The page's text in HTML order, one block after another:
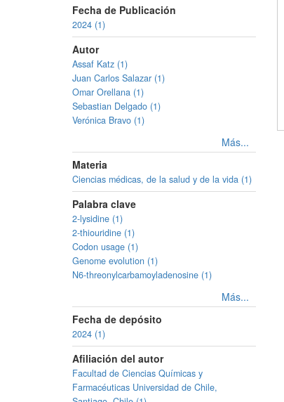
Fecha de Publicación
2024 (1)
Autor
Assaf Katz (1)
Juan Carlos Salazar (1)
Omar Orellana (1)
Sebastian Delgado (1)
Verónica Bravo (1)
Más...
Materia
Ciencias médicas, de la salud y de la vida (1)
Palabra clave
2-lysidine (1)
2-thiouridine (1)
Codon usage (1)
Genome evolution (1)
N6-threonylcarbamoyladenosine (1)
Más...
Fecha de depósito
2024 (1)
Afiliación del autor
Facultad de Ciencias Químicas y
Farmacéuticas Universidad de Chile,